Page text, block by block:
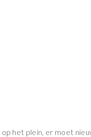
het plein, er moet